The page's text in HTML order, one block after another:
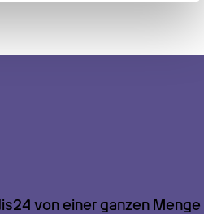
von einer ganzen Menge